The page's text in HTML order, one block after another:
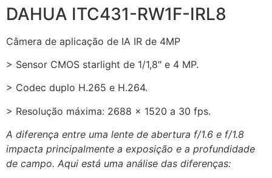
DAHUA ITC431-RW1F-IRL8
Câmera de aplicação de IA IR de 4MP
> Sensor CMOS starlight de 1/1,8″ e 4 MP.
> Codec duplo H.265 e H.264.
> Resolução máxima: 2688 × 1520 a 30 fps.
A diferença entre uma lente de abertura f/1.6 e f/1.8
impacta principalmente a exposição e a profundidade
de campo. Aqui está uma análise das diferenças: